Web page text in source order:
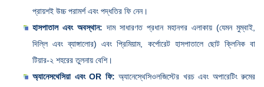
প্রায়শই উচ্চ পরামর্শ এবং পদ্ধতির ফি নেন।
হাসপাতাল এবং অবস্থান: দাম সাধারণত প্রধান মহানগর এলাকায় (যেমন মুম্বাই,
দিল্লি এবং ব্যাঙ্গালোর) এবং প্রিমিয়াম, কর্পোরেট হাসপাতালে ছোট ক্লিনিক বা
টিয়ার-২ শহরের তুলনায় বেশি।
অ্যানেসথেসিয়া এবং OR ফি: অ্যানেস্থেসিওলজিস্টের খরচ এবং অপারেটিং রুমের